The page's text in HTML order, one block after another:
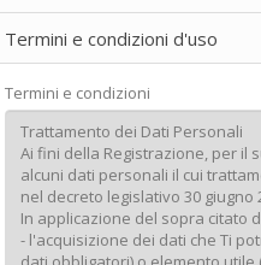
Termini e condizioni d'uso
Termini e condizioni